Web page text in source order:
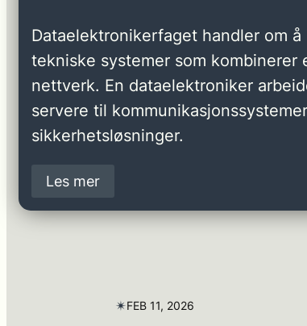
Dataelektronikerfaget handler om
tekniske systemer som
nettverk. En dataelektroniker
servere til
sikkerhetsløsninger.
Les mer
✴︎FEB 11, 2026